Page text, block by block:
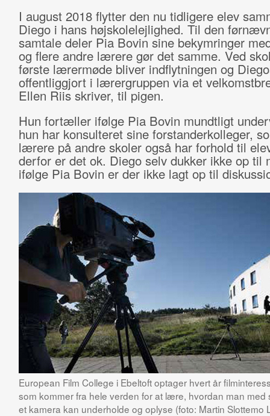
I august 2018 flytter den nu tidligere elev
Diego i hans højskolelejlighed. Til den
samtale deler Pia Bovin sine bekymringer
og flere andre lærere gør det samme. Ved
første lærermøde bliver indflytningen og
offentliggjort i lærergruppen via et
Ellen Riis skriver, til pigen.
Hun fortæller ifølge Pia Bovin mundtligt
hun har konsulteret sine forstanderkolleger,
lærere på andre skoler også har forhold til
derfor er det ok. Diego selv dukker ikke op til
ifølge Pia Bovin er der ikke lagt op til
European Film College i Ebeltoft optager hvert år
som kommer fra hele verden for at lære, hvordan man med
et kamera kan underholde og oplyse (foto: Martin Slottemo